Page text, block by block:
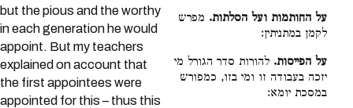
but the pious and the worthy
in each generation he would
appoint. But my teachers
explained on account that
the first appointees were
appointed for this – thus this
על החותמות ועל הסלתות. מפרש
לקמן במתניתין:
על הפייסות. להורות סדר הגורל מי
יזכה בעבודה זו ומי בזו, כמפורש
במסכת יומא: